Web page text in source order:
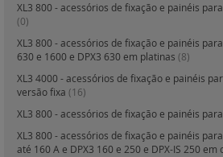
XL3 800 - acessórios de fixação e painéis
(0)
XL3 800 - acessórios de fixação e painéis
630 e 1600 e DPX3 630 em platinas (8)
XL3 4000 - acessórios de fixação e painéis
versão fixa (16)
XL3 800 - acessórios de fixação e painéis
XL3 800 - acessórios de fixação e painéis
até 160 A e DPX3 160 e 250 e DPX-IS 250 em